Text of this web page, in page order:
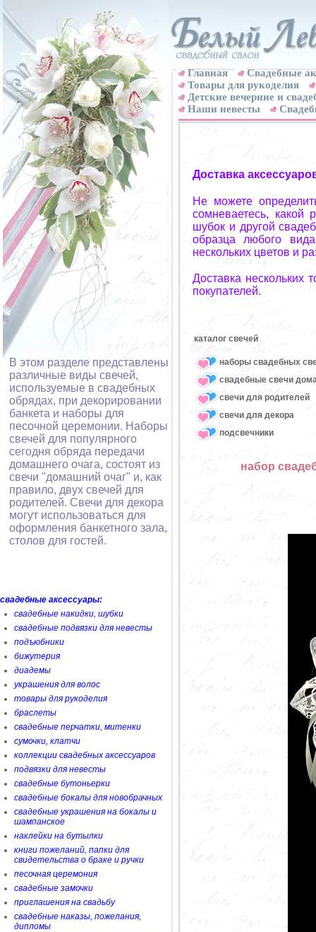
В этом разделе представлены
различные виды свечей,
используемые в свадебных
обрядах, при декорировании
банкета и наборы для
песочной церемонии. Наборы
свечей для популярного
сегодня обряда передачи
домашнего очага, состоят из
свечи "домашний очаг" и, как
правило, двух свечей для
родителей. Свечи для декора
могут использоваться для
оформления банкетного зала,
столов для гостей.
свадебные аксессуары:
свадебные накидки, шубки
свадебные подвязки для невесты
подъюбники
бижутерия
диадемы
украшения для волос
товары для рукоделия
браслеты
свадебные перчатки, митенки
сумочки, клатчи
коллекции свадебных аксессуаров
подвязки для невесты
свадебные бутоньерки
свадебные бокалы для новобрачных
свадебные украшения на бокалы и
шампанское
наклейки на бутылки
книги пожеланий, папки для
свидетельства о браке и ручки
песочная церемония
свадебные замочки
приглашения на свадьбу
свадебные наказы, пожелания,
дипломы
Главная
Свадебные
Товары для рукоделия
Детские вечерние и
Наши невесты
Доставка
Не можете
сомневаетесь, какой
шубок и другой
образца любого
нескольких цветов и
Доставка нескольких
покупателей.
каталог свечей
наборы свадебных
свадебные свечи
свечи для родителей
свечи для декора
подсвечники
набор